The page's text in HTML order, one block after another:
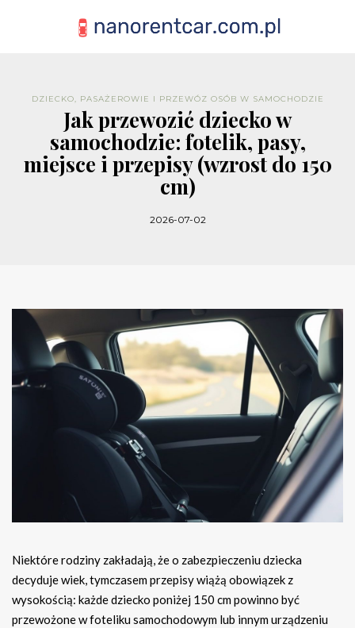
DZIECKO, PASAŻEROWIE I PRZEWÓZ OSÓB W SAMOCHODZIE
Jak przewozić dziecko w
samochodzie: fotelik, pasy,
miejsce i przepisy (wzrost do 150
cm)
2026-07-02
Niektóre rodziny zakładają, że o zabezpieczeniu dziecka
decyduje wiek, tymczasem przepisy wiążą obowiązek z
wysokością: każde dziecko poniżej 150 cm powinno być
przewożone w foteliku samochodowym lub innym urządzeniu